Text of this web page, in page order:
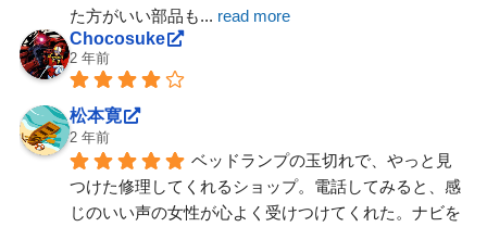
た方がいい部品も... read more
Chocosuke
2 年前
松本寛
2 年前
ベッドランプの玉切れで、やっと見
つけた修理してくれるショップ。電話してみると、感
じのいい声の女性が心よく受けつけてくれた。ナビを